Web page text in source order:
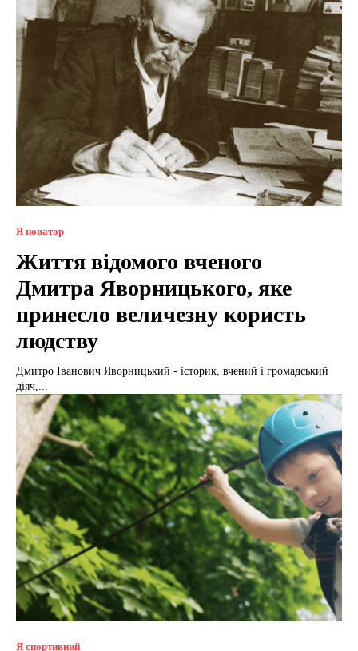
Я новатор
Життя відомого вченого
Дмитра Яворницького, яке
принесло величезну користь
людству
Дмитро Іванович Яворницький - історик, вчений і громадський
діяч,...
Я спортивний